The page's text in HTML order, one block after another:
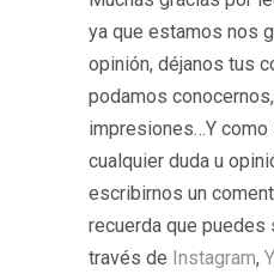
ya que estamos nos
opinión, déjanos tus
podamos
impresiones…Y
cualquier duda u
escribirnos un
recuerda que
través de Instagram,